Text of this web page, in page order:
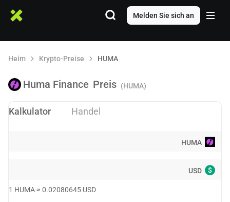
Melden Sie sich an
Heim Krypto-Preise HUMA
Huma Finance Preis (HUMA)
Kalkulator Handel
HUMA
USD $
1 HUMA≈ 0.02080645 USD